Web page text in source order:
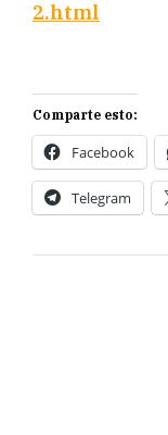
2.html
Comparte esto:
Facebook
Telegram